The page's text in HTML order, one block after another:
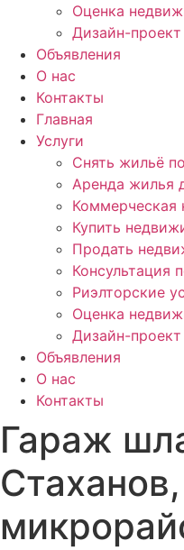
Оценка
Дизайн-
Объявления
О нас
Контакты
Главная
Услуги
Снять жильё
Аренда жилья
Коммерческая
Купить
Продать
Консультация
Риэлторские
Оценка
Дизайн-
Объявления
О нас
Контакты
Гараж